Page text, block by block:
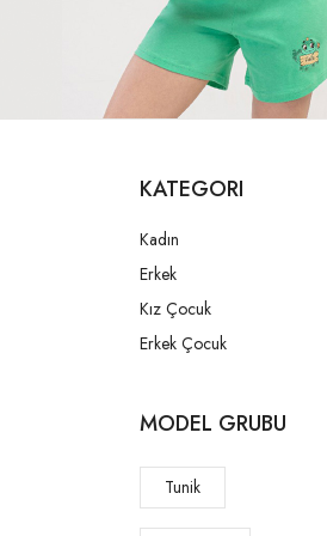
KATEGORI
Kadın
Erkek
Kız Çocuk
Erkek Çocuk
MODEL GRUBU
Tunik